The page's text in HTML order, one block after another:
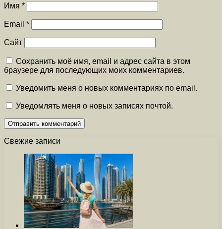
Имя *
Email *
Сайт
Сохранить моё имя, email и адрес сайта в этом
браузере для последующих моих комментариев.
Уведомить меня о новых комментариях по email.
Уведомлять меня о новых записях почтой.
Свежие записи